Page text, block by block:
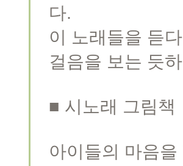
다.
이 노래들을 듣
걸음을 보는 듯
■ 시노래 그림책
아이들의 마음